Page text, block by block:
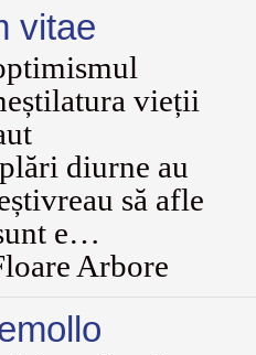
vitae
vieții
diurne au
să afle
e…
Arbore